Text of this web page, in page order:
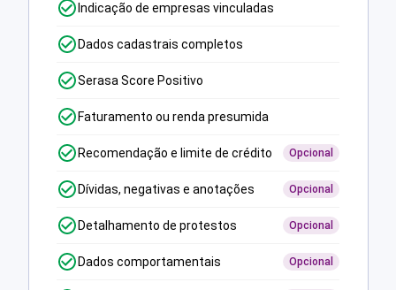
Indicação de empresas vinculadas
Dados cadastrais completos
Serasa Score Positivo
Faturamento ou renda presumida
Recomendação e limite de crédito Opcional
Dívidas, negativas e anotações Opcional
Detalhamento de protestos Opcional
Dados comportamentais Opcional